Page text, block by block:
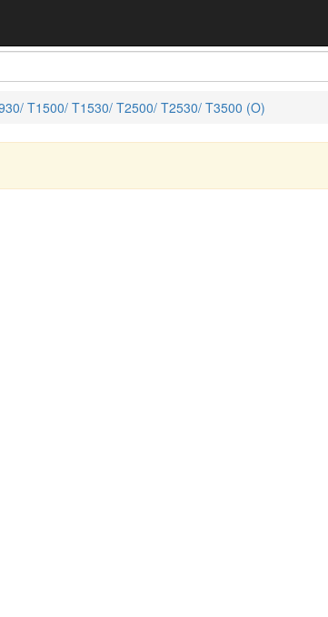
T1500/ T1530/ T2500/ T2530/ T3500 (O)